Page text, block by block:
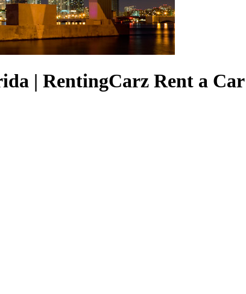
| RentingCarz Rent a Car